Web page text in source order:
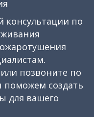
консультации по
позвоните по
поможем создать
для вашего